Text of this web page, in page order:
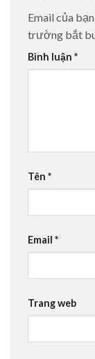
Email của
trường bắt
Bình luận *
Tên *
Email *
Trang web